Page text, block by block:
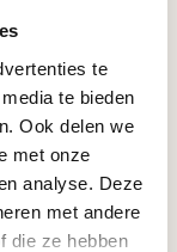
te
te bieden
Ook delen we
met onze
analyse. Deze
met andere
die ze hebben